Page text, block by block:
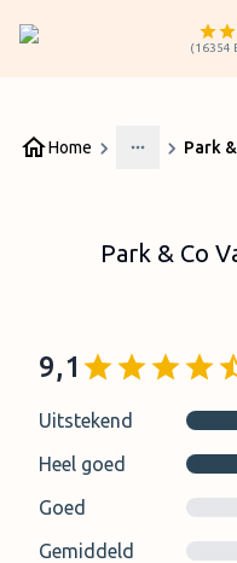
(16354
Home
More
Park & Co
9,1
Uitstekend
Heel goed
Goed
Gemiddeld